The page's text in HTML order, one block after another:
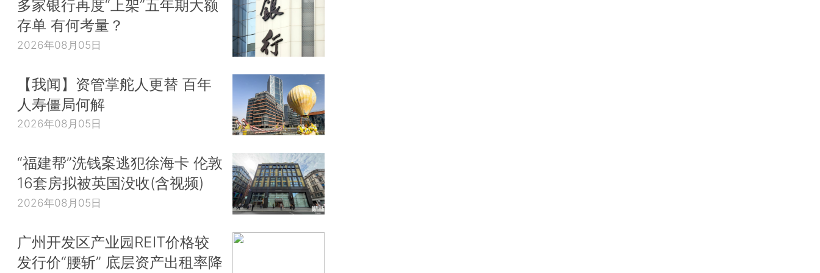
多家银行再度“上架”五年期大额
存单 有何考量？
2026年08月05日
【我闻】资管掌舵人更替 百年
人寿僵局何解
2026年08月05日
“福建帮”洗钱案逃犯徐海卡 伦敦
16套房拟被英国没收(含视频)
2026年08月05日
广州开发区产业园REIT价格较
发行价“腰斩” 底层资产出租率降